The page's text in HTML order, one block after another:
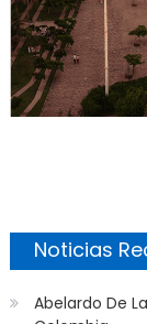
Noticias
Abelardo De